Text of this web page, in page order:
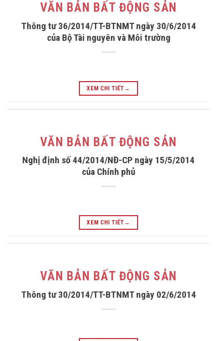
VĂN BẢN BẤT ĐỘNG SẢN
Thông tư 36/2014/TT-BTNMT ngày 30/6/2014
của Bộ Tài nguyên và Môi trường
XEM CHI TIẾT →
VĂN BẢN BẤT ĐỘNG SẢN
Nghị định số 44/2014/NĐ-CP ngày 15/5/2014
của Chính phủ
XEM CHI TIẾT →
VĂN BẢN BẤT ĐỘNG SẢN
Thông tư 30/2014/TT-BTNMT ngày 02/6/2014